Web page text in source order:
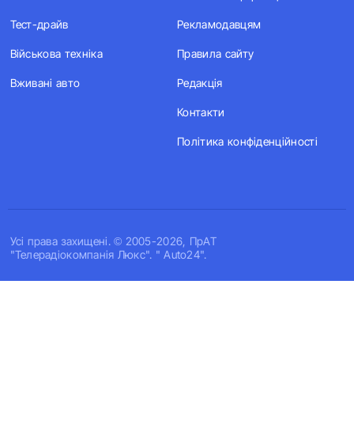
Усi права захищенi. © 2005-2026, ПрАТ
"Телерадіокомпанія Люкс". " Auto24".
Тест-драйв
Військова техніка
Вживані авто
Рекламодавцям
Правила сайту
Редакція
Контакти
Політика конфіденційності